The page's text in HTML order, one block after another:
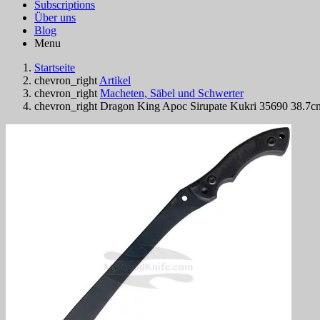
Subscriptions
Über uns
Blog
Menu
Startseite
chevron_right Artikel
chevron_right Macheten, Säbel und Schwerter
chevron_right Dragon King Apoc Sirupate Kukri 35690